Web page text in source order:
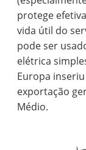
protege
vida útil do
pode ser
elétrica
Europa
exportação
Médio.